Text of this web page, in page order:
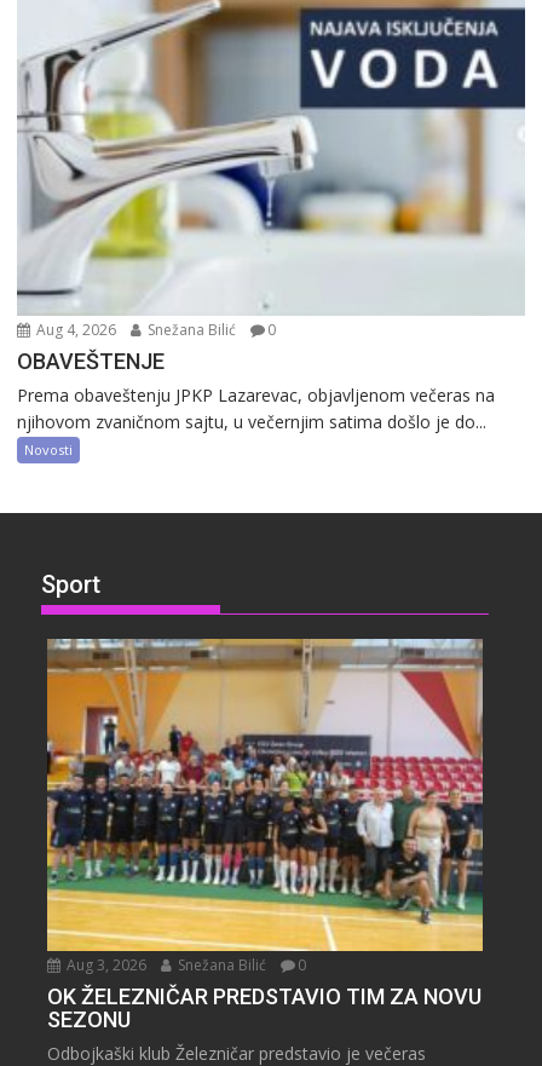
Aug 4, 2026 Snežana Bilić 0
OBAVEŠTENJE
Prema obaveštenju JPKP Lazarevac, objavljenom večeras na
njihovom zvaničnom sajtu, u večernjim satima došlo je do...
Novosti
Sport
Aug 3, 2026 Snežana Bilić 0
OK ŽELEZNIČAR PREDSTAVIO TIM ZA NOVU
SEZONU
Odbojkaški klub Železničar predstavio je večeras